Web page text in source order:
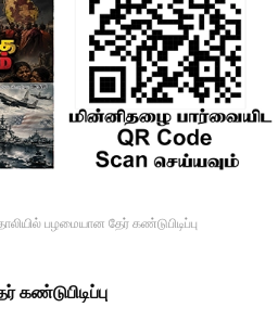
பழமையான தேர் கண்டுபிடிப்பு